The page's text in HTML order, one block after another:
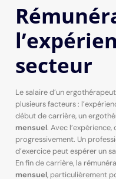
secteur
Le salaire d’un
plusieurs facteurs :
début de carrière, un
mensuel. Avec
progressivement. Un
d’exercice peut espérer un
En fin de carrière, la
mensuel, particulièrement